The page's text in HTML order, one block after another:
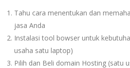
Tahu cara menentukan dan
jasa Anda
Instalasi tool bowser untuk
usaha satu laptop)
Pilih dan Beli domain Hosting (satu